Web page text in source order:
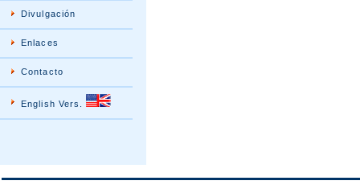
Divulgación
Enlaces
Contacto
English Vers.